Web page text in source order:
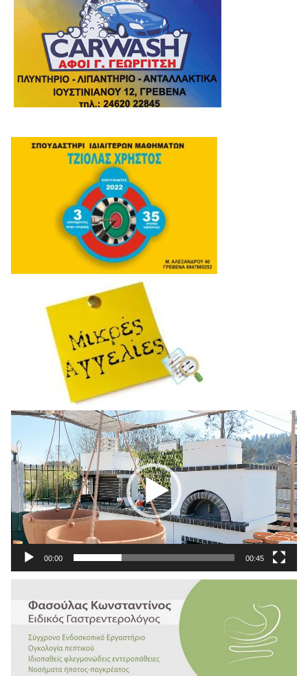
Πρόγραμμα
Αναπαραγωγής
Βίντεο
00:00 00:45